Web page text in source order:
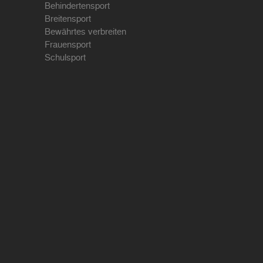
Behindertensport
Breitensport
Bewährtes verbreiten
Frauensport
Schulsport